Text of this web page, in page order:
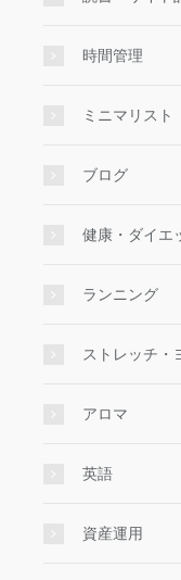
時間管理
ミニマリスト
ブログ
健康・ダイエ
ランニング
ストレッチ・
アロマ
英語
資産運用